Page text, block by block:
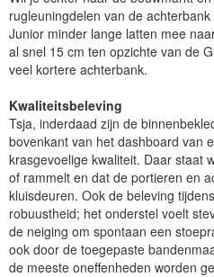
rugleuningdelen van de
Junior minder lange latten mee
al snel 15 cm ten opzichte van de
veel kortere achterbank.
Kwaliteitsbeleving
Tsja, inderdaad zijn de
bovenkant van het dashboard van
krasgevoelige kwaliteit. Daar staat
of rammelt en dat de portieren en
kluisdeuren. Ook de beleving
robuustheid; het onderstel voelt
de neiging om spontaan een
ook door de toegepaste
de meeste oneffenheden worden